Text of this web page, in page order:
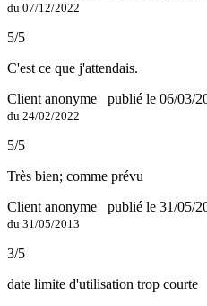
du 07/12/2022
5/5
C'est ce que j'attendais.
Client anonyme
publié le 06/03/
du 24/02/2022
5/5
Très bien; comme prévu
Client anonyme
publié le 31/05/
du 31/05/2013
3/5
date limite d'utilisation trop courte